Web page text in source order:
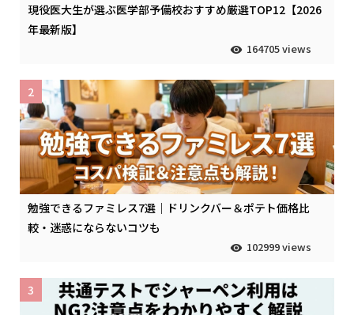
現役医大生が選ぶ医学部予備校おすすめ厳選TOP12【2026
年最新版】
164705 views
勉強できるファミレス7選｜ドリンクバー＆ポテト価格比
較・迷惑にならないコツも
102999 views
2
3